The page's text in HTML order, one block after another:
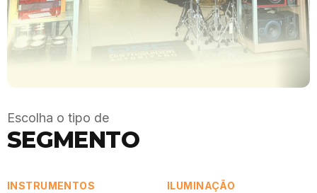
Escolha o tipo de
SEGMENTO
INSTRUMENTOS
ILUMINAÇÃO